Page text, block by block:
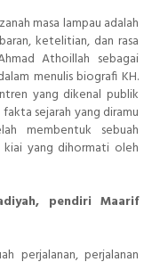
masa lampau adalah
ketelitian, dan rasa
Athoillah sebagai
menulis biografi KH.
yang dikenal publik
sejarah yang diramu
membentuk sebuah
yang dihormati oleh
pendiri Maarif
perjalanan, perjalanan